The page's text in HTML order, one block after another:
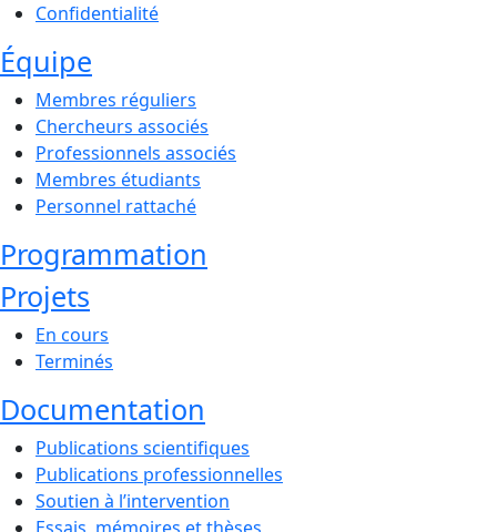
Confidentialité
Équipe
Membres réguliers
Chercheurs associés
Professionnels associés
Membres étudiants
Personnel rattaché
Programmation
Projets
En cours
Terminés
Documentation
Publications scientifiques
Publications professionnelles
Soutien à l’intervention